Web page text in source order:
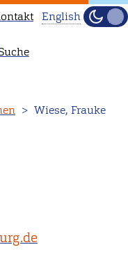
not
English
Hell
Wiese, Frauke